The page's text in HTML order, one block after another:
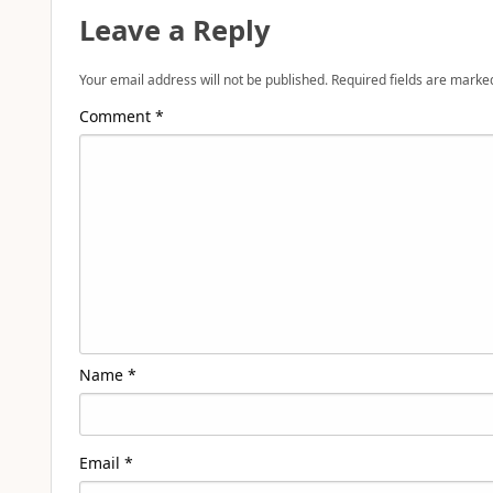
Leave a Reply
Your email address will not be published. Required fields are
Comment *
Name *
Email *